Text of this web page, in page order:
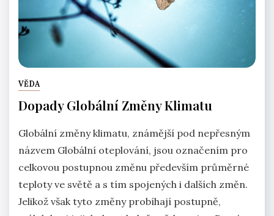
VĚDA
Dopady Globální Změny Klimatu
Globální změny klimatu, známější pod nepřesným
názvem Globální oteplování, jsou označením pro
celkovou postupnou změnu především průměrné
teploty ve světě a s tím spojených i dalších změn.
Jelikož však tyto změny probíhají postupně,